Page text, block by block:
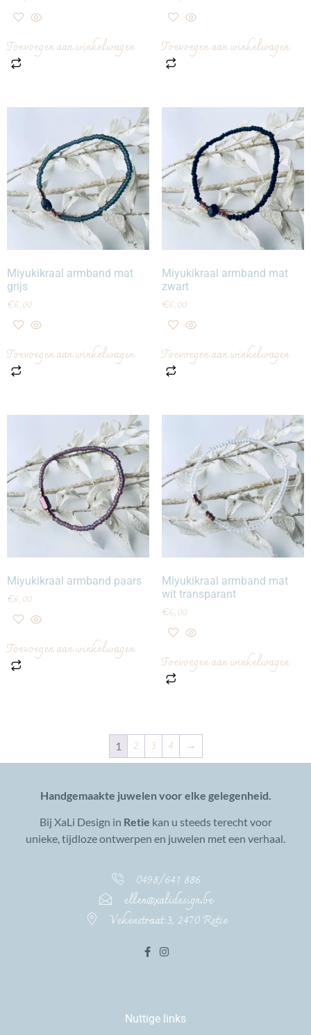
Toevoegen aan winkelwagen Toevoegen aan winkelwagen
Miyukikraal armband mat
grijs
€6,00
Toevoegen aan winkelwagen
Miyukikraal armband mat
zwart
€6,00
Toevoegen aan winkelwagen
Miyukikraal armband paars
€6,00
Toevoegen aan winkelwagen
Miyukikraal armband mat
wit transparant
€6,00
Toevoegen aan winkelwagen
1 2 3 4 →
Handgemaakte juwelen voor elke gelegenheid.
Bij XaLi Design in Retie kan u steeds terecht voor
unieke, tijdloze ontwerpen en juwelen met een verhaal.
0498/641 886
ellen@xalidesign.be
Vekenstraat 3, 2470 Retie
Nuttige links